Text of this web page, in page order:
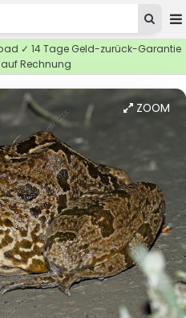
✓ 14 Tage Geld-zurück-Garantie
Rechnung
ZOOM